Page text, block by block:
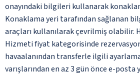
onayındaki bilgileri kullanarak
Konaklama yeri tarafından sağlanan
araçları kullanılarak çevrilmiş olabilir.
Hizmeti fiyat kategorisinde
havaalanından transferle ilgili
varışlarından en az 3 gün önce e-